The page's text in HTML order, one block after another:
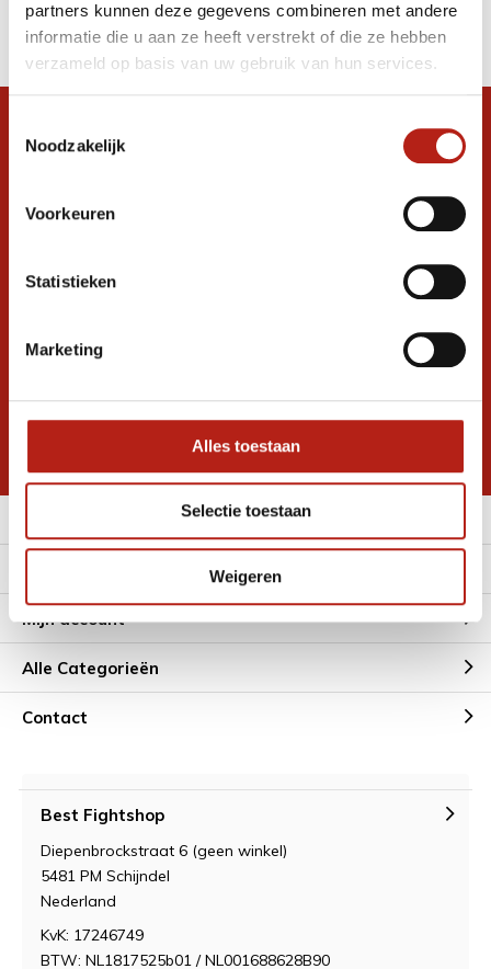
partners kunnen deze gegevens combineren met andere
informatie die u aan ze heeft verstrekt of die ze hebben
verzameld op basis van uw gebruik van hun services.
Noodzakelijk
Voorkeuren
Statistieken
Marketing
Alles toestaan
Selectie toestaan
Weigeren
Filter
Ontvang de nieuwste aanbiedingen en
promoties
Inschrijven voor
korting
* Lees hier de wettelijke beperkingen
Mijn account
Alle Categorieën
Contact
Best Fightshop
Diepenbrockstraat 6 (geen winkel)
5481 PM Schijndel
Nederland
KvK: 17246749
BTW: NL1817525b01 / NL001688628B90